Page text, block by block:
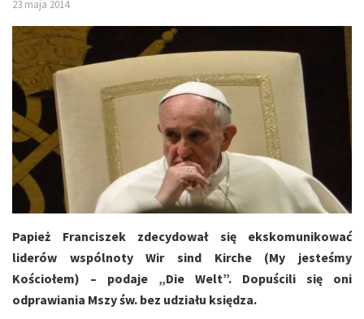
23 maja 2014
Papież Franciszek zdecydował się ekskomunikować
liderów wspólnoty Wir sind Kirche (My jesteśmy
Kościołem) – podaje „Die Welt”. Dopuścili się oni
odprawiania Mszy św. bez udziału księdza.